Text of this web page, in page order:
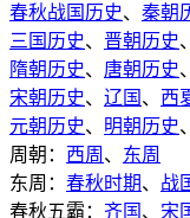
春秋战国历史、 秦朝
三国历史、 晋朝历史、
隋朝历史、 唐朝历史、
宋朝历史、 辽国 、 西
元朝历史、 明朝历史、
周朝： 西周 、 东周
东周： 春秋时期、 战
春秋五霸： 齐国 、 宋